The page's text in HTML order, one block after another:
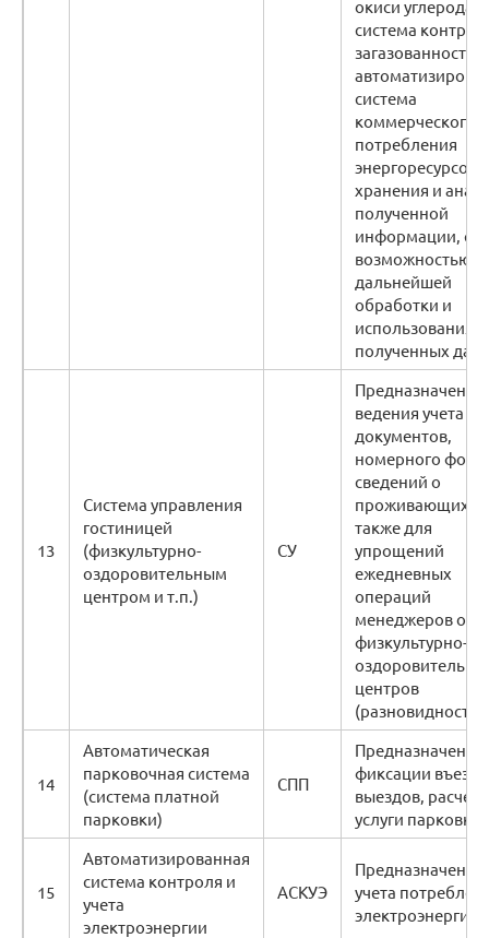
окиси углерода,
система
загазованности,
система
коммерческого
потребления
энергоресурсов),
хранения и
полученной
информации, с
возможностью
дальнейшей
обработки и
использования
полученных
13
Система управления
гостиницей
(физкультурно-
оздоровительным
центром и т.п.)
СУ
Предназначена
ведения учета
документов,
номерного
сведений о
проживающих, а
также для
упрощений
ежедневных
операций
менеджеров
физкультурно-
центров
(разновидность
14
Автоматическая
парковочная система
(система платной
парковки)
СПП
Предназначена
фиксации
выездов,
услуги парковки.
15
Автоматизированная
система контроля и
учета
электроэнергии
АСКУЭ
Предназначена
учета
электроэнергии.